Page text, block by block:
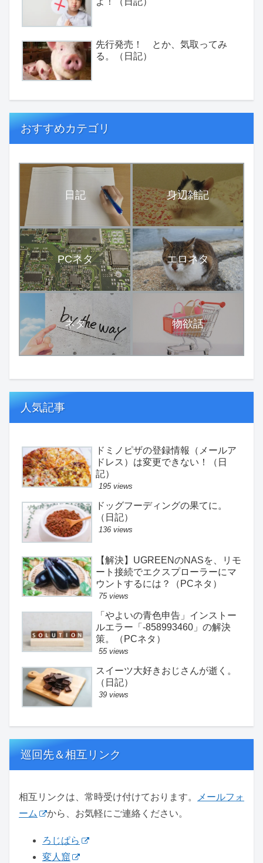
先行発売！ とか、気取ってみ
る。（日記）
おすすめカテゴリ
日記 身辺雑記
PCネタ エロネタ
ネタ 物欲話
人気記事
ドミノピザの登録情報（メールア
ドレス）は変更できない！（日
記）
195 views
ドッグフーディングの果てに。
（日記）
136 views
【解決】UGREENのNASを、リモ
ート接続でエクスプローラーにマ
ウントするには？（PCネタ）
75 views
「やよいの青色申告」インストー
ルエラー「-858993460」の解決
策。（PCネタ）
55 views
スイーツ大好きおじさんが逝く。
（日記）
39 views
巡回先＆相互リンク
相互リンクは、常時受け付けております。
メールフォ
ーム
から、お気軽にご連絡ください。
ろじぱら
変人窟